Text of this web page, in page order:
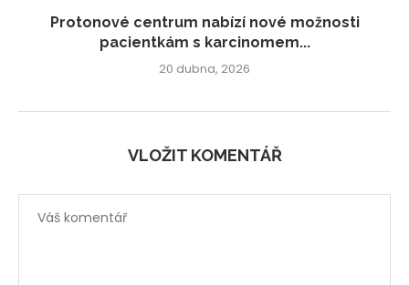
Protonové centrum nabízí nové možnosti
pacientkám s karcinomem...
20 dubna, 2026
VLOŽIT KOMENTÁŘ